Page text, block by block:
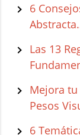
6
Las 13
Mejora
Pesos
6